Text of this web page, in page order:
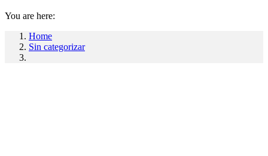
You are here:
Home
Sin categorizar